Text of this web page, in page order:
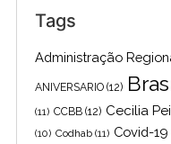
Tags
Administração
ANIVERSARIO (12)
(11) CCBB (12) Cecilia
(10) Codhab (11) Covid-19